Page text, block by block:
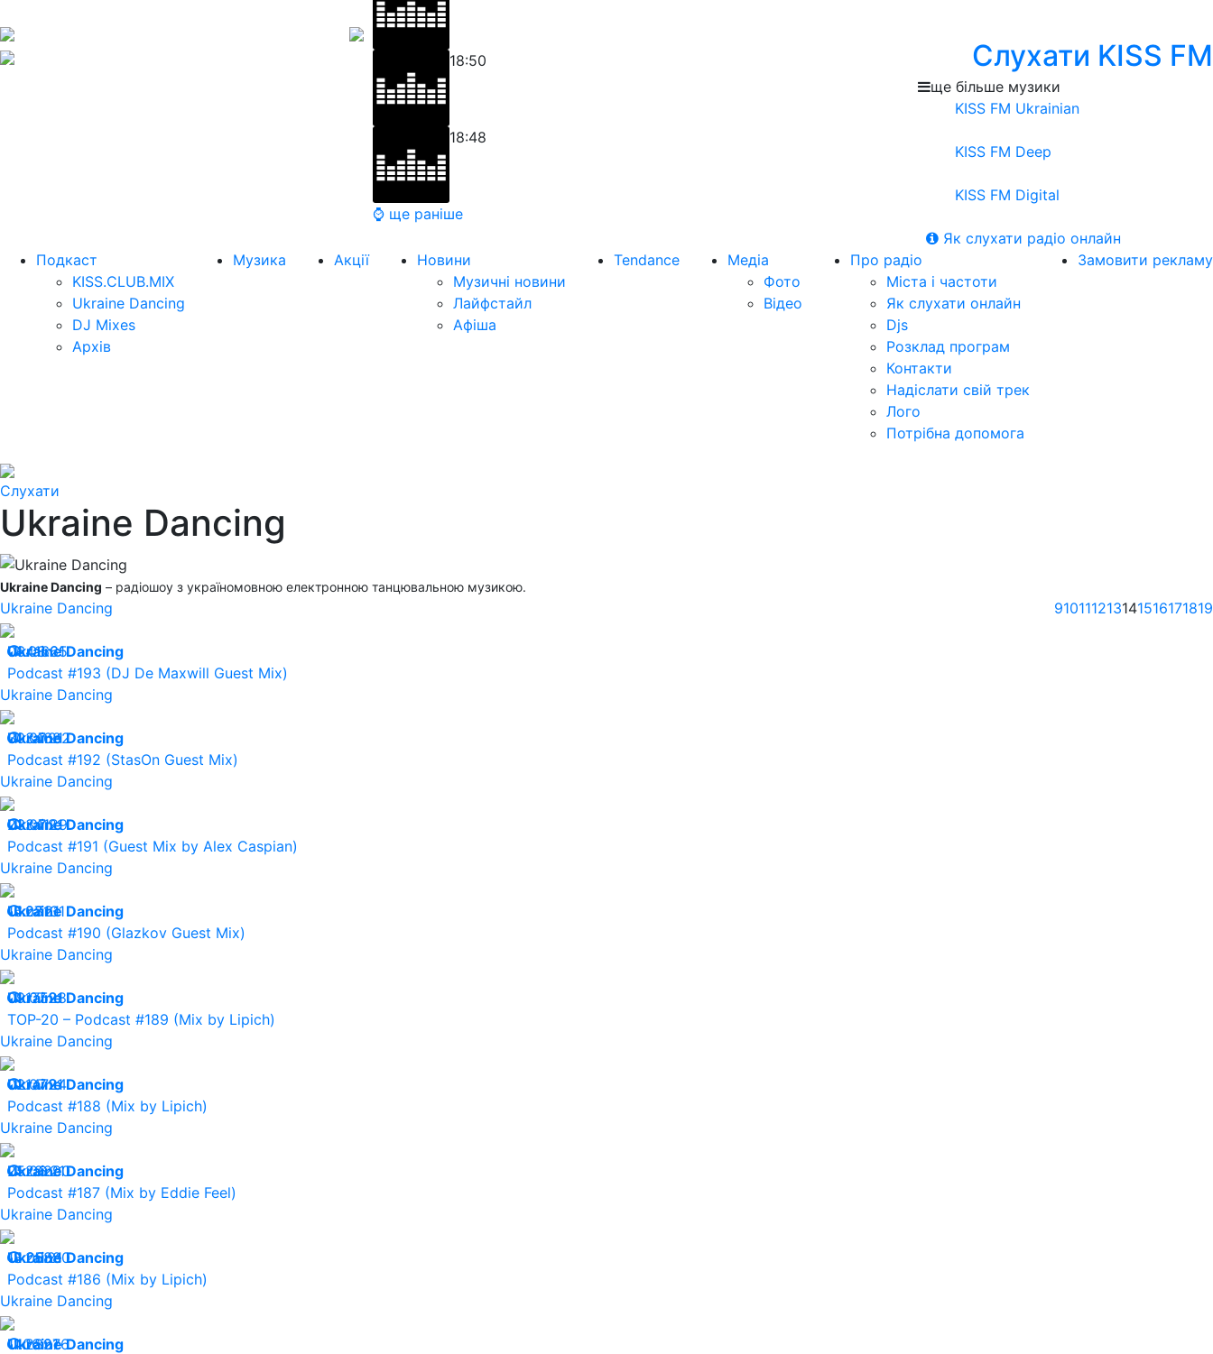
18:50
18:48
⌚ ще раніше
Слухати KISS FM
ще більше музики
KISS FM Ukrainian
KISS FM Deep
KISS FM Digital
Як слухати радіо онлайн
Подкаст
KISS.CLUB.MIX
Ukraine Dancing
DJ Mixes
Архів
Музика Акції
Новини
Музичні новини
Лайфстайл
Афіша
Tendance
Медіа
Фото
Відео
Про радіо
Міста і частоти
Як слухати онлайн
Djs
Розклад програм
Контакти
Надіслати свій трек
Лого
Потрібна допомога
Замовити рекламу
Слухати
Ukraine Dancing
Ukraine Dancing – радіошоу з україномовною електронною танцювальною музикою.
Ukraine Dancing
06.08.21
41665
Ukraine Dancing
Podcast #193 (DJ De Maxwill Guest Mix)
Ukraine Dancing
30.07.21
34682
Ukraine Dancing
Podcast #192 (StasOn Guest Mix)
Ukraine Dancing
23.07.21
34129
Ukraine Dancing
Podcast #191 (Guest Mix by Alex Caspian)
Ukraine Dancing
16.07.21
28131
Ukraine Dancing
Podcast #190 (Glazkov Guest Mix)
Ukraine Dancing
09.07.21
17528
Ukraine Dancing
TOP-20 – Podcast #189 (Mix by Lipich)
Ukraine Dancing
02.07.21
14724
Ukraine Dancing
Podcast #188 (Mix by Lipich)
Ukraine Dancing
25.06.21
29290
Ukraine Dancing
Podcast #187 (Mix by Eddie Feel)
Ukraine Dancing
18.06.21
25880
Ukraine Dancing
Podcast #186 (Mix by Lipich)
Ukraine Dancing
11.06.21
28976
Ukraine Dancing
910111213141516171819